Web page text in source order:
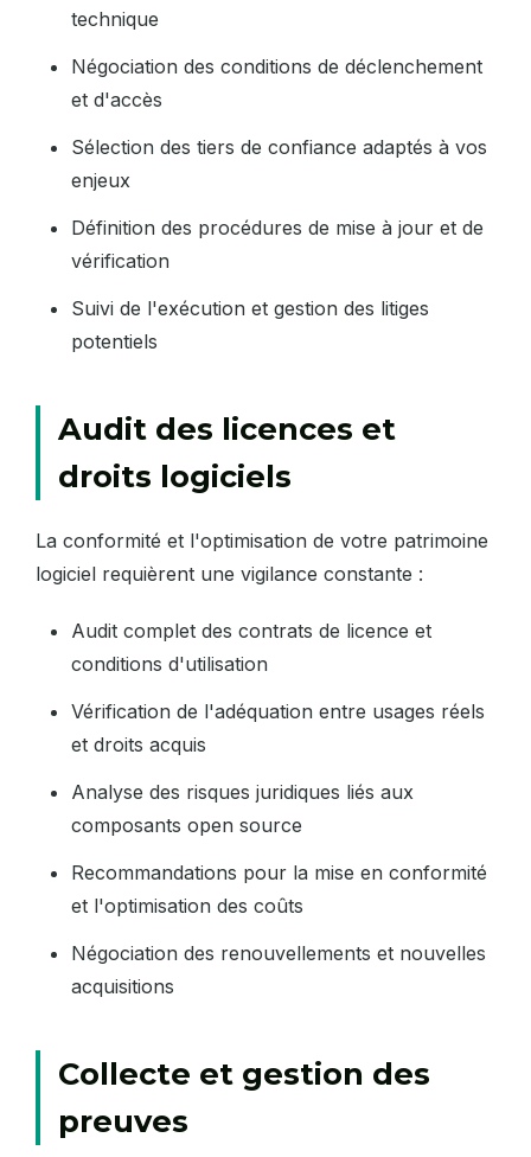
technique
Négociation des conditions de déclenchement
et d'accès
Sélection des tiers de confiance adaptés à vos
enjeux
Définition des procédures de mise à jour et de
vérification
Suivi de l'exécution et gestion des litiges
potentiels
Audit des licences et
droits logiciels
La conformité et l'optimisation de votre patrimoine
logiciel requièrent une vigilance constante :
Audit complet des contrats de licence et
conditions d'utilisation
Vérification de l'adéquation entre usages réels
et droits acquis
Analyse des risques juridiques liés aux
composants open source
Recommandations pour la mise en conformité
et l'optimisation des coûts
Négociation des renouvellements et nouvelles
acquisitions
Collecte et gestion des
preuves